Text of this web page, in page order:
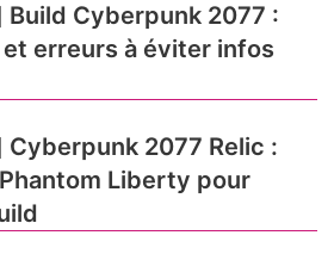
Cyberpunk 2077 :
erreurs à éviter infos
2077 Relic :
Liberty pour